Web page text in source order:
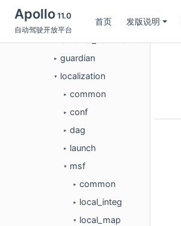
Apollo11.0
自动驾驶开放平台
首页 发版说明
drivers
► guardian
▼ localization
► common
► conf
► dag
► launch
▼ msf
► common
► local_integ
▼ local_map